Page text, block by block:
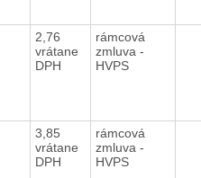
2,76
vrátane
DPH
rámcová
zmluva -
HVPS
3,85
vrátane
DPH
rámcová
zmluva -
HVPS